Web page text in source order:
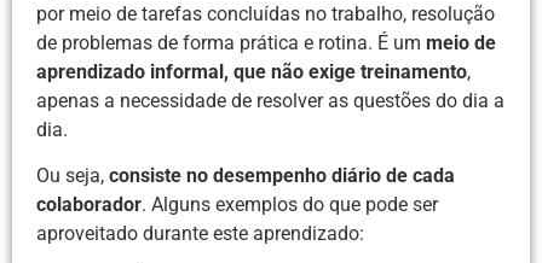
por meio de tarefas concluídas no trabalho, resolução
de problemas de forma prática e rotina. É um meio de
aprendizado informal, que não exige treinamento,
apenas a necessidade de resolver as questões do dia a
dia.
Ou seja, consiste no desempenho diário de cada
colaborador. Alguns exemplos do que pode ser
aproveitado durante este aprendizado: